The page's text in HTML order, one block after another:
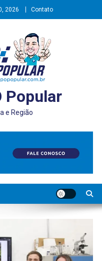
2026 Contato
Popular
e Região